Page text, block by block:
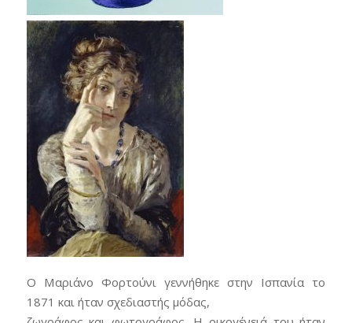
Ο Μαριάνο Φορτούνι γεννήθηκε στην Ισπανία το
1871 και ήταν σχεδιαστής μόδας,